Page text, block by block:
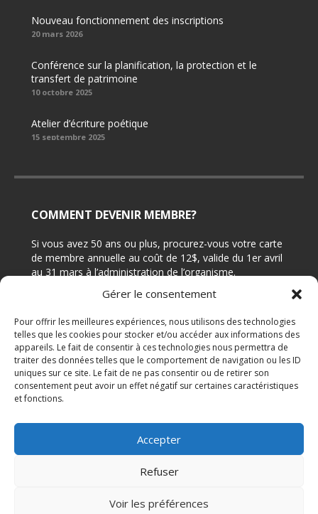
Gérer le consentement
Pour offrir les meilleures expériences, nous utilisons des technologies
telles que les cookies pour stocker et/ou accéder aux informations des
appareils. Le fait de consentir à ces technologies nous permettra de
traiter des données telles que le comportement de navigation ou les ID
uniques sur ce site. Le fait de ne pas consentir ou de retirer son
consentement peut avoir un effet négatif sur certaines caractéristiques
et fonctions.
Accepter
Refuser
Voir les préférences
Nouveau fonctionnement des inscriptions
20 mars 2026
Conférence sur la planification, la protection et le
transfert de patrimoine
10 octobre 2025
Atelier d’écriture poétique
15 septembre 2025
COMMENT DEVENIR MEMBRE?
Si vous avez 50 ans ou plus, procurez-vous votre carte
de membre annuelle au coût de 12$, valide du 1er avril
au 31 mars à l’administration de l’organisme.
CONTACTEZ-NOUS
Adresse: 7644 rue Édouard, Bureau 210 (angle 4e
avenue), LaSalle Québec H8P 1T3
Téléphone: 514-364-1541
Centre du vieux moulin © 2013. Tous droits réservés
Site internet par